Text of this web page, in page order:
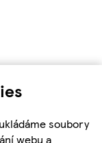
soubory
webu a